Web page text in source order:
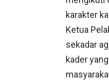
karakter
Ketua
sekadar
kader